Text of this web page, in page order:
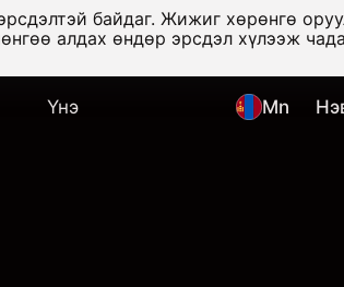
байдаг. Жижиг хөрөнгө
алдах өндөр эрсдэл хүлээж
Үнэ Mn